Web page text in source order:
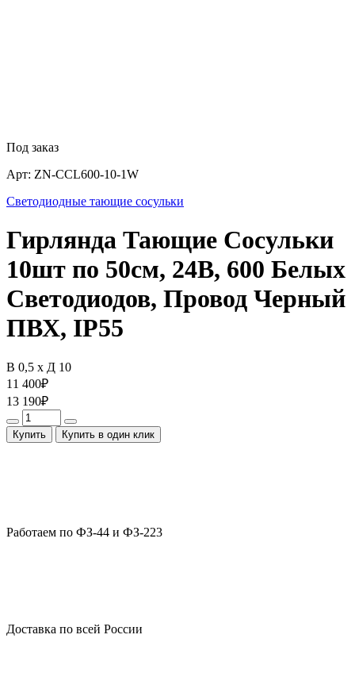
Под заказ
Арт: ZN-CCL600-10-1W
Светодиодные тающие сосульки
Гирлянда Тающие Сосульки
10шт по 50см, 24В, 600 Белых
Светодиодов, Провод Черный
ПВХ, IP55
В 0,5 x Д 10
11 400₽
13 190₽
Купить Купить в один клик
Работаем по ФЗ-44 и ФЗ-223
Доставка по всей России